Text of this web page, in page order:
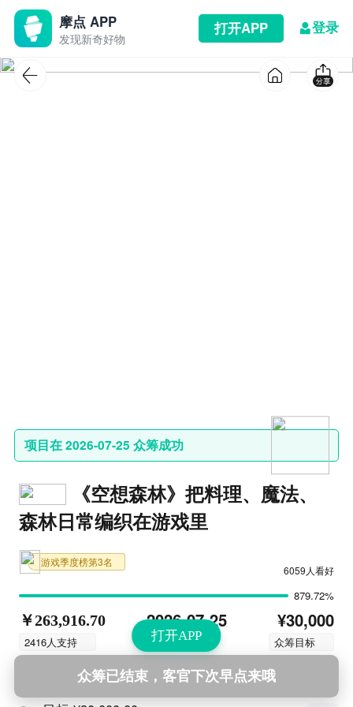
摩点 APP
发现新奇好物
打开APP 登录
打开APP
项目在 2026-07-25 众筹成功
《空想森林》把料理、魔法、
森林日常编织在游戏里
游戏季度榜第3名
6059人看好
879.72%
￥263,916.70
2416人支持
2026-07-25
结束时间
¥30,000
众筹目标
众筹已结束，客官下次早点来哦